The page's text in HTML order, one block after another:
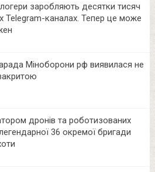
заробляють десятки тисяч
Telegram-каналах. Тепер це може
Міноборони рф виявилася не
дронів та роботизованих
36 окремої бригади